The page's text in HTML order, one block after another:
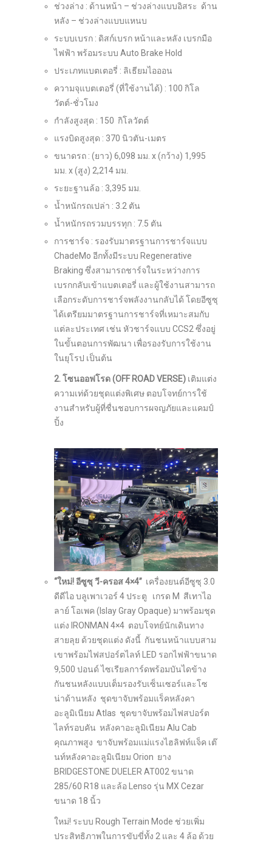
ช่วงล่าง : ด้านหน้า – ช่วงล่างแบบอิสระ ด้าน
หลัง – ช่วงล่างแบบแหนบ
ระบบเบรก : ดิสก์เบรก หน้าและหลัง เบรกมือ
ไฟฟ้า พร้อมระบบ Auto Brake Hold
ประเภทแบตเตอรี่ : ลิเธียมไอออน
ความจุแบตเตอรี่ (ที่ใช้งานได้) : 100 กิโล
วัตต์-ชั่วโมง
กำลังสูงสุด : 150 กิโลวัตต์
แรงบิดสูงสุด : 370 นิวตัน-เมตร
ขนาดรถ : (ยาว) 6,098 มม. x (กว้าง) 1,995
มม. x (สูง) 2,214 มม.
ระยะฐานล้อ : 3,395 มม.
น้ำหนักรถเปล่า : 3.2 ตัน
น้ำหนักรถรวมบรรทุก : 7.5 ตัน
การชาร์จ : รองรับมาตรฐานการชาร์จแบบ
ChadeMo อีกทั้งมีระบบ Regenerative
Braking ซึ่งสามารถชาร์จในระหว่างการ
เบรกกลับเข้าแบตเตอรี่ และผู้ใช้งานสามารถ
เลือกระดับการชาร์จพลังงานกลับได้ โดยอีซูซุ
ได้เตรียมมาตรฐานการชาร์จที่เหมาะสมกับ
แต่ละประเทศ เช่น หัวชาร์จแบบ CCS2 ซึ่งอยู่
ในขั้นตอนการพัฒนา เพื่อรองรับการใช้งาน
ในยุโรป เป็นต้น
2. โซนออฟโรด (OFF ROAD VERSE) เติมแต่ง
ความเท่ด้วยชุดแต่งพิเศษ ตอบโจทย์การใช้
งานสำหรับผู้ที่ชื่นชอบการผจญภัยและแคมป์
ปิ้ง
“ใหม่! อีซูซุ วี-ครอส 4×4” เครื่องยนต์อีซูซุ 3.0
ดีดีไอ บลูเพาเวอร์ 4 ประตู เกรด M สีเทาไอ
ลาย์ โอเพค (Islay Gray Opaque) มาพร้อมชุด
แต่ง IRONMAN 4×4 ตอบโจทย์นักเดินทาง
สายลุย ด้วยชุดแต่ง ดังนี้ กันชนหน้าแบบสาม
เขาพร้อมไฟสปอร์ตไลท์ LED รอกไฟฟ้าขนาด
9,500 ปอนด์ ไซเรียลการ์ดพร้อมบันไดข้าง
กันชนหลังแบบเต็มรองรับเซ็นเซอร์และโซ
น่าด้านหลัง ชุดขาจับพร้อมแร็คหลังคา
อะลูมิเนียม Atlas ชุดขาจับพร้อมไฟสปอร์ต
ไลท์รอบคัน หลังคาอะลูมิเนียม Alu Cab
คุณภาพสูง ขาจับพร้อมแม่แรงไฮลิฟท์แจ็ค เต๊
นท์หลังคาอะลูมิเนียม Orion ยาง
BRIDGESTONE DUELER AT002 ขนาด
285/60 R18 และล้อ Lenso รุ่น MX Cezar
ขนาด 18 นิ้ว
ใหม่! ระบบ Rough Terrain Mode ช่วยเพิ่ม
ประสิทธิภาพในการขับขี่ทั้ง 2 และ 4 ล้อ ด้วย